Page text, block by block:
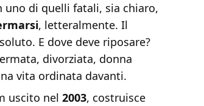
uno di quelli fatali, sia chiaro,
, letteralmente. Il
E dove deve riposare?
divorziata, donna
vita ordinata davanti.
uscito nel 2003, costruisce